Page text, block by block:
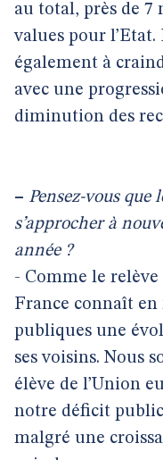
au total, près de 7
values pour l’Etat.
également à
avec une
diminution des
– Pensez-vous
s’approcher à
année ?
- Comme le
France connaît
publiques une
ses voisins. Nous
élève de l’Union
notre déficit public
malgré une